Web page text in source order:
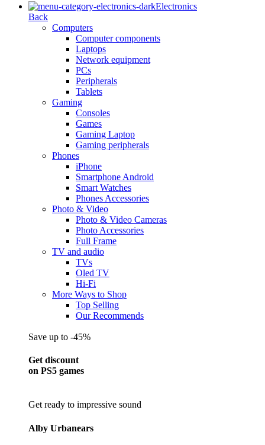
Electronics
Back
Computers
Computer components
Laptops
Network equipment
PCs
Peripherals
Tablets
Gaming
Consoles
Games
Gaming Laptop
Gaming peripherals
Phones
iPhone
Smartphone Android
Smart Watches
Phones Accessories
Photo & Video
Photo & Video Cameras
Photo Accessories
Full Frame
TV and audio
TVs
Oled TV
Hi-Fi
More Ways to Shop
Top Selling
Our Recommends
Save up to -45%
Get discount
on PS5 games
Get ready to impressive sound
Alby Urbanears